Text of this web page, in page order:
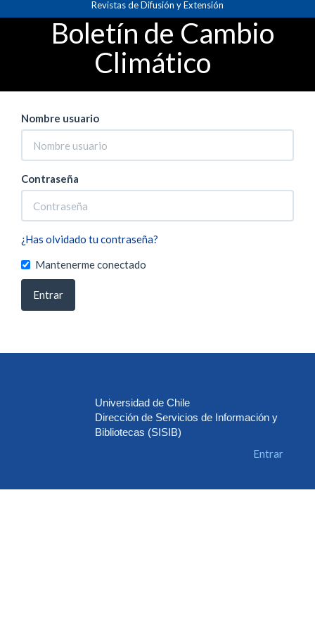
principal
Contenido
Revistas de Difusión y Extensión
Boletín de Cambio
Climático
Entrar
Nombre usuario
Contraseña
¿Has olvidado tu contraseña?
Mantenerme conectado
Entrar
Universidad de Chile
Dirección de Servicios de Información y
Bibliotecas (SISIB)
Entrar